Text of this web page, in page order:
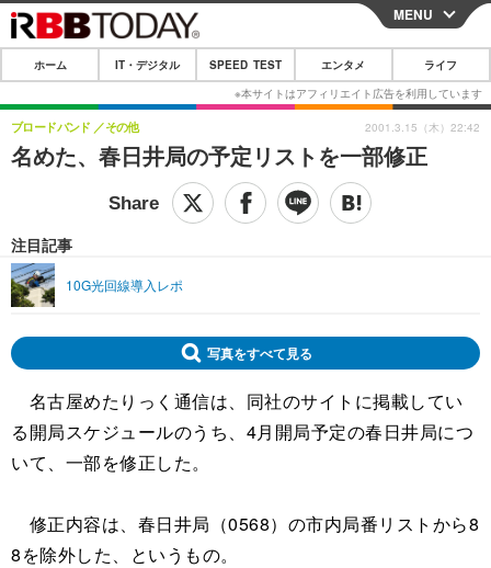
CLOSE
ホーム
IT・デジタル
IT・デジタルTOP スマートフォン
ネタ ガジェット・ツール
SPEED TEST
音楽 スポーツ
ショッピング その他
ライフ
その他
リリース一覧
プッシュ通知の停止方法
MENU
ホーム IT・デジタル SPEED TEST エンタメ ライフ
名めた、春日井局の予定リストを一部修正
ブロードバンド その他
注目記事
10G光回線導入レポ
2001.3.15（木）22:42
写真をすべて見る
名古屋めたりっく通信は、同社のサイトに掲載してい
る開局スケジュールのうち、4月開局予定の春日井局につ
いて、一部を修正した。
修正内容は、春日井局（0568）の市内局番リストから8
8を除外した、というもの。